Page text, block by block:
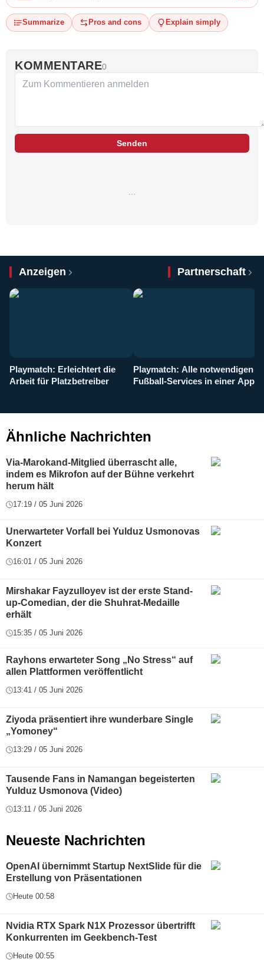
Summarize Pros and cons Explain simply
KOMMENTARE0
Senden
…
Anzeigen Partnerschaft
Playmatch: Erleichtert die
Arbeit für Platzbetreiber
Playmatch: Alle notwendigen
Fußball-Services in einer App
Ähnliche Nachrichten
Via-Marokand-Mitglied überrascht alle,
indem es Mikrofon auf der Bühne verkehrt
herum hält
17:19 / 05 Juni 2026
Unerwarteter Vorfall bei Yulduz Usmonovas
Konzert
16:01 / 05 Juni 2026
Mirshakar Fayzulloyev ist der erste Stand-
up-Comedian, der die Shuhrat-Medaille
erhält
15:35 / 05 Juni 2026
Rayhons erwarteter Song „No Stress“ auf
allen Plattformen veröffentlicht
13:41 / 05 Juni 2026
Ziyoda präsentiert ihre wunderbare Single
„Yomoney“
13:29 / 05 Juni 2026
Tausende Fans in Namangan begeisterten
Yulduz Usmonova (Video)
13:11 / 05 Juni 2026
Neueste Nachrichten
OpenAI übernimmt Startup NextSlide für die
Erstellung von Präsentationen
Heute 00:58
Nvidia RTX Spark N1X Prozessor übertrifft
Konkurrenten im Geekbench-Test
Heute 00:55